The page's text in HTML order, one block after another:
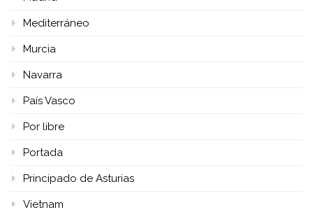
Mediterráneo
Murcia
Navarra
País Vasco
Por libre
Portada
Principado de Asturias
Vietnam